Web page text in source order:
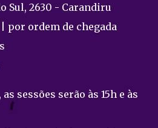
Sul, 2630 - Carandiru
por ordem de chegada
sessões serão às 15h e às